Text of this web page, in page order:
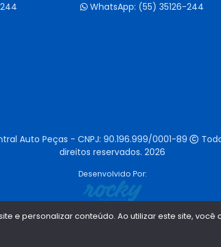
WhatsApp: (55) 35126-244
Auto Peças - CNPJ: 90.196.999/0001-89
direitos reservados. 2026
Desenvolvido Por:
e personalizar conteúdo. Ao utilizar este site, você